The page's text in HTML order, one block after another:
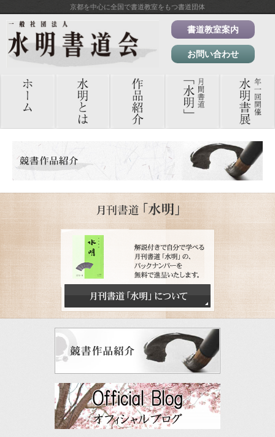
京都を中心に全国で書道教室をもつ書道団体
書道教室案内
お問い合わせ